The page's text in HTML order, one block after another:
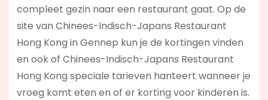
compleet gezin naar een restaurant gaat. Op de
site van Chinees-Indisch-Japans Restaurant
Hong Kong in Gennep kun je de kortingen vinden
en ook of Chinees-Indisch-Japans Restaurant
Hong Kong speciale tarieven hanteert wanneer je
vroeg komt eten en of er korting voor kinderen is.